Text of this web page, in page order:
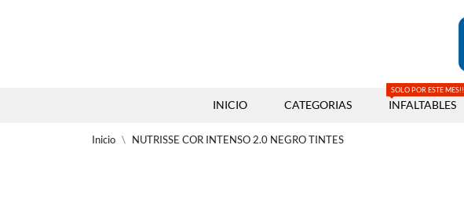
INICIO CATEGORIAS INFALTABLES
SOLO POR ESTE MES!!
Inicio NUTRISSE COR INTENSO 2.0 NEGRO TINTES